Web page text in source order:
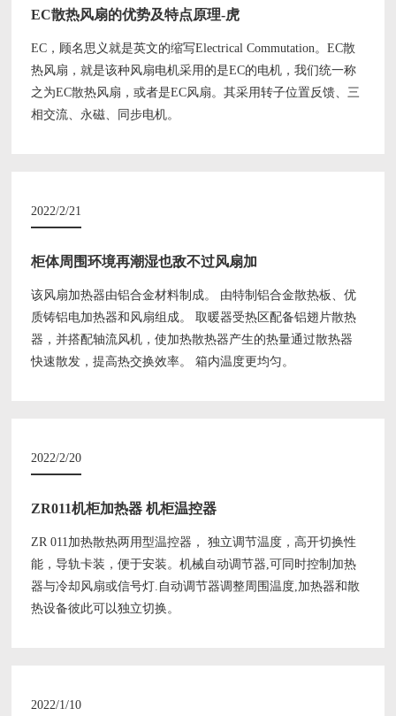
EC散热风扇的优势及特点原理-虎
EC，顾名思义就是英文的缩写Electrical Commutation。EC散
热风扇，就是该种风扇电机采用的是EC的电机，我们统一称
之为EC散热风扇，或者是EC风扇。其采用转子位置反馈、三
相交流、永磁、同步电机。
2022/2/21
柜体周围环境再潮湿也敌不过风扇加
该风扇加热器由铝合金材料制成。 由特制铝合金散热板、优
质铸铝电加热器和风扇组成。 取暖器受热区配备铝翅片散热
器，并搭配轴流风机，使加热散热器产生的热量通过散热器
快速散发，提高热交换效率。 箱内温度更均匀。
2022/2/20
ZR011机柜加热器 机柜温控器
ZR 011加热散热两用型温控器， 独立调节温度，高开切换性
能，导轨卡装，便于安装。机械自动调节器,可同时控制加热
器与冷却风扇或信号灯.自动调节器调整周围温度,加热器和散
热设备彼此可以独立切换。
2022/1/10